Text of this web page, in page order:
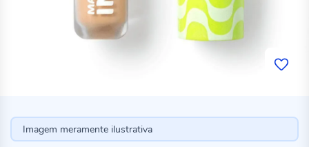
Imagem meramente ilustrativa